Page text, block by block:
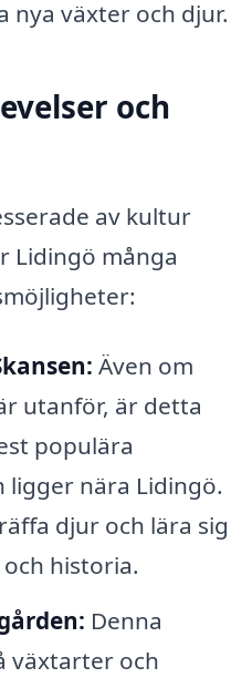
nya växter och djur.
och
av kultur
Lidingö många
Även om
utanför, är detta
populära
ligger nära Lidingö.
djur och lära sig
historia.
Denna
växtarter och